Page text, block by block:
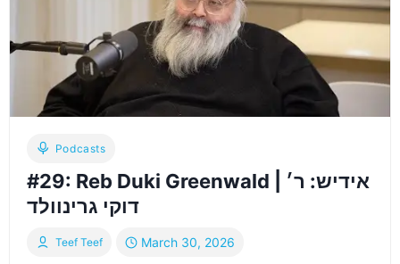
ווינשטוק
Podcasts
#29: Reb Duki Greenwald | אידיש: ר׳
דוקי גרינוולד
Teef Teef March 30, 2026